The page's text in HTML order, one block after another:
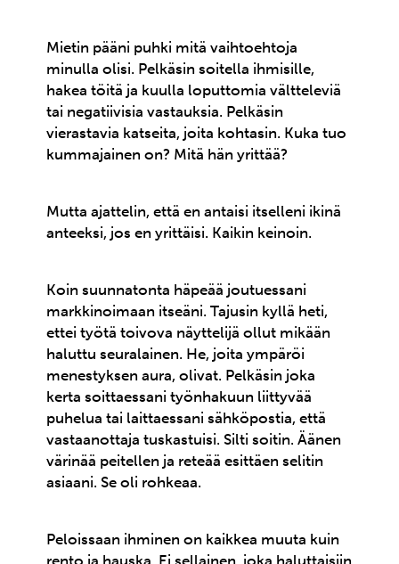
Mietin pääni puhki mitä vaihtoehtoja
minulla olisi. Pelkäsin soitella ihmisille,
hakea töitä ja kuulla loputtomia vältteleviä
tai negatiivisia vastauksia. Pelkäsin
vierastavia katseita, joita kohtasin. Kuka tuo
kummajainen on? Mitä hän yrittää?
Mutta ajattelin, että en antaisi itselleni ikinä
anteeksi, jos en yrittäisi. Kaikin keinoin.
Koin suunnatonta häpeää joutuessani
markkinoimaan itseäni. Tajusin kyllä heti,
ettei työtä toivova näyttelijä ollut mikään
haluttu seuralainen. He, joita ympäröi
menestyksen aura, olivat. Pelkäsin joka
kerta soittaessani työnhakuun liittyvää
puhelua tai laittaessani sähköpostia, että
vastaanottaja tuskastuisi. Silti soitin. Äänen
värinää peitellen ja reteää esittäen selitin
asiaani. Se oli rohkeaa.
Peloissaan ihminen on kaikkea muuta kuin